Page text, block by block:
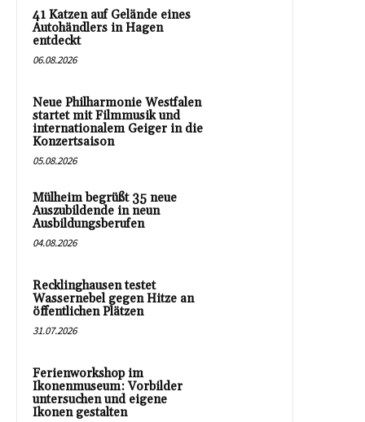
41 Katzen auf Gelände eines
Autohändlers in Hagen
entdeckt
06.08.2026
Neue Philharmonie Westfalen
startet mit Filmmusik und
internationalem Geiger in die
Konzertsaison
05.08.2026
Mülheim begrüßt 35 neue
Auszubildende in neun
Ausbildungsberufen
04.08.2026
Recklinghausen testet
Wassernebel gegen Hitze an
öffentlichen Plätzen
31.07.2026
Ferienworkshop im
Ikonenmuseum: Vorbilder
untersuchen und eigene
Ikonen gestalten